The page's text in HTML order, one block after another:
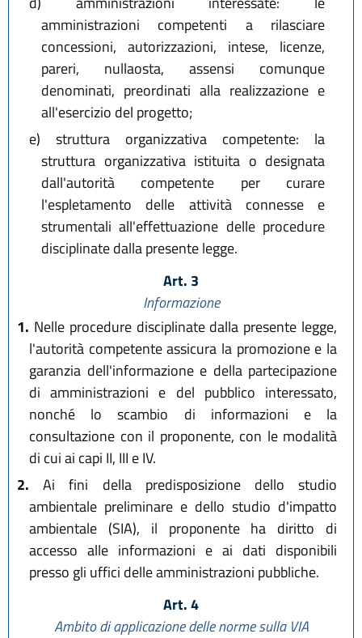
amministrazioni competenti a rilasciare
concessioni, autorizzazioni, intese, licenze,
pareri, nullaosta, assensi comunque
denominati, preordinati alla realizzazione e
all'esercizio del progetto;
e) struttura organizzativa competente: la
struttura organizzativa istituita o designata
dall'autorità competente per curare
l'espletamento delle attività connesse e
strumentali all'effettuazione delle procedure
disciplinate dalla presente legge.
Art. 3
Informazione
1. Nelle procedure disciplinate dalla presente legge,
l'autorità competente assicura la promozione e la
garanzia dell'informazione e della partecipazione
di amministrazioni e del pubblico interessato,
nonché lo scambio di informazioni e la
consultazione con il proponente, con le modalità
di cui ai capi II, III e IV.
2. Ai fini della predisposizione dello studio
ambientale preliminare e dello studio d'impatto
ambientale (SIA), il proponente ha diritto di
accesso alle informazioni e ai dati disponibili
presso gli uffici delle amministrazioni pubbliche.
Art. 4
Ambito di applicazione delle norme sulla VIA